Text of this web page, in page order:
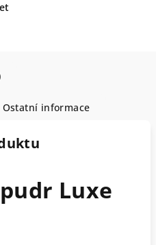
Ostatní informace
Luxe